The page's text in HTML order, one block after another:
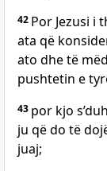
42 Por Jezusi i
ata që
ato dhe të
pushtetin e
43 por kjo
ju që do të
juaj;